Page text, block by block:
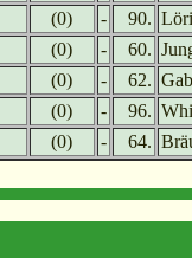
(0) - 90.
(0) - 60.
(0) - 62.
(0) - 96.
(0) - 64.